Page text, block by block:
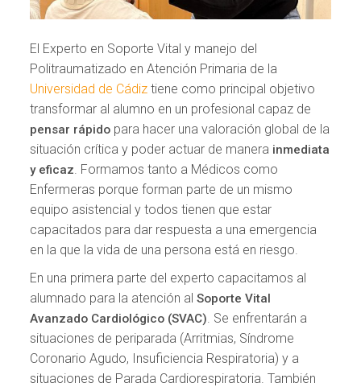
El Experto en Soporte Vital y manejo del
Politraumatizado en Atención Primaria de la
Universidad de Cádiz tiene como principal objetivo
transformar al alumno en un profesional capaz de
pensar rápido para hacer una valoración global de la
situación crítica y poder actuar de manera inmediata
y eficaz. Formamos tanto a Médicos como
Enfermeras porque forman parte de un mismo
equipo asistencial y todos tienen que estar
capacitados para dar respuesta a una emergencia
en la que la vida de una persona está en riesgo.
En una primera parte del experto capacitamos al
alumnado para la atención alSoporte Vital
Avanzado Cardiológico (SVAC). Se enfrentarán a
situaciones de periparada (Arritmias, Síndrome
Coronario Agudo, Insuficiencia Respiratoria) y a
situaciones de Parada Cardiorespiratoria. También